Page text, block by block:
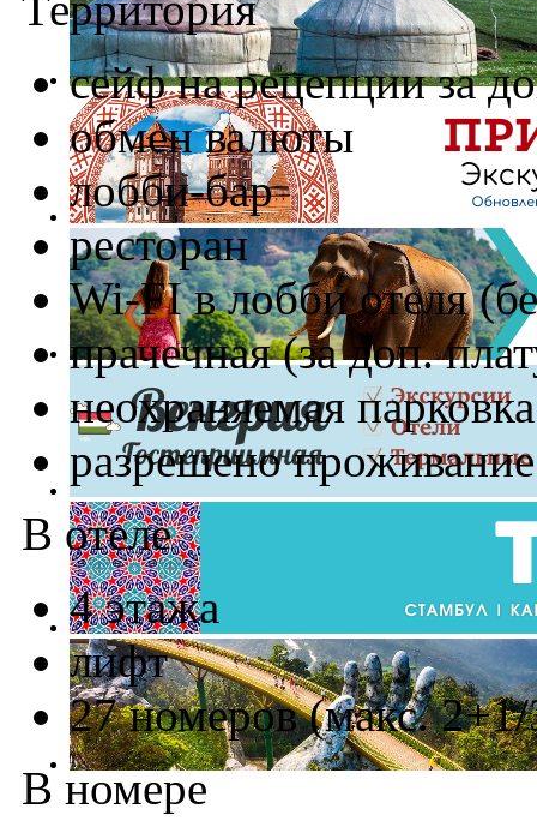
сейф на рецепции за
обмен валюты
лобби-бар
ресторан
Wi-FI в лобби отеля
прачечная (за доп.
неохраняемая
разрешено
В отеле
4 этажа
лифт
27 номеров (макс. 2+1/
В номере